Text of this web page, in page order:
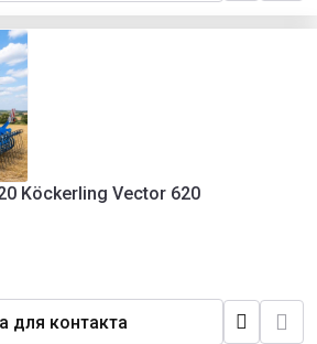
Köckerling Vector 620
для контакта